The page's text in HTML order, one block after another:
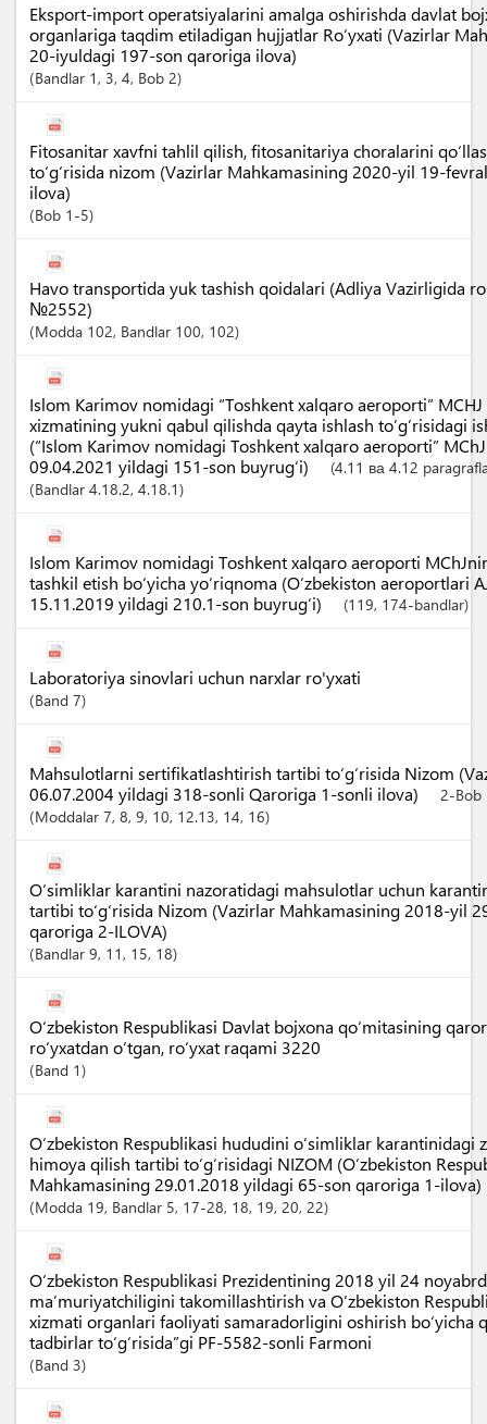
Eksport-import operatsiyalarini amalga oshirishda davlat
organlariga taqdim etiladigan hujjatlar Ro‘yxati (Vazirlar
20-iyuldagi 197-son qaroriga ilova)
Bandlar 1 , 3, 4, Bob 2
Fitosanitar xavfni tahlil qilish, fitosanitariya choralarini
to‘g‘risida nizom (Vazirlar Mahkamasining 2020-yil 19-
ilova)
Bob 1-5
Havo transportida yuk tashish qoidalari (Adliya Vazirligida
№2552)
Modda 102, Bandlar 100, 102
Islom Karimov nomidagi “Toshkent xalqaro aeroporti”
xizmatining yukni qabul qilishda qayta ishlash to’g’risidagi
(“Islom Karimov nomidagi Toshkent xalqaro aeroporti”
09.04.2021 yildagi 151-son buyrug‘i)
(4.11 ва 4.12
Bandlar 4.18.2, 4.18.1
Islom Karimov nomidagi Toshkent xalqaro aeroporti
tashkil etish boʻyicha yoʻriqnoma (Oʻzbekiston aeroportlari
15.11.2019 yildagi 210.1-son buyrugʻi)
(119, 174-bandlar)
Laboratoriya sinovlari uchun narxlar ro'yxati
Band 7
Mahsulotlarni sertifikatlashtirish tartibi to‘g‘risida Nizom
06.07.2004 yildagi 318-sonli Qaroriga 1-sonli ilova)
2-Bob
Moddalar 7, 8, 9, 10, 12.13, 14, 16
O‘simliklar karantini nazoratidagi mahsulotlar uchun
tartibi to‘g‘risida Nizom (Vazirlar Mahkamasining 2018-yil
qaroriga 2-ILOVA)
Bandlar 9, 11 , 15, 18
O‘zbekiston Respublikasi Davlat bojxona qo‘mitasining
ro‘yxatdan o‘tgan, ro‘yxat raqami 3220
Band 1
O‘zbekiston Respublikasi hududini o‘simliklar karantinidagi
himoya qilish tartibi to‘g‘risidagi NIZOM (O‘zbekiston
Mahkamasining 29.01.2018 yildagi 65-son qaroriga 1-ilova)
Modda 19, Bandlar 5, 17-28, 18, 19, 20, 22
O‘zbekiston Respublikasi Prezidentining 2018 yil 24
ma’muriyatchiligini takomillashtirish va O‘zbekiston
xizmati organlari faoliyati samaradorligini oshirish bo‘yicha
tadbirlar to‘g‘risida”gi PF-5582-sonli Farmoni
Band 3